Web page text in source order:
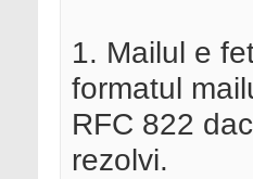
1. Mailul e
formatul
RFC 822
rezolvi.